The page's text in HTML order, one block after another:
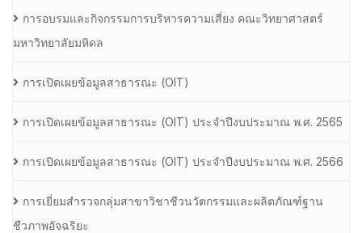
การอบรมและกิจกรรมการบริหารความเสี่ยง คณะวิทยาศาสตร์
มหาวิทยาลัยมหิดล
การเปิดเผยข้อมูลสาธารณะ (OIT)
การเปิดเผยข้อมูลสาธารณะ (OIT) ประจำปีงบประมาณ พ.ศ. 2565
การเปิดเผยข้อมูลสาธารณะ (OIT) ประจำปีงบประมาณ พ.ศ. 2566
การเยี่ยมสำรวจกลุ่มสาขาวิชาชีวนวัตกรรมและผลิตภัณฑ์ฐาน
ชีวภาพอัจฉริยะ